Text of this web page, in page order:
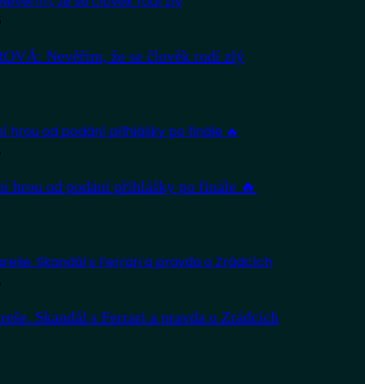
Nevěřím, že se člověk rodí zlý
hrou od podání přihlášky po finále 🔥
Skandál s Ferrari a pravda o Zrádcích